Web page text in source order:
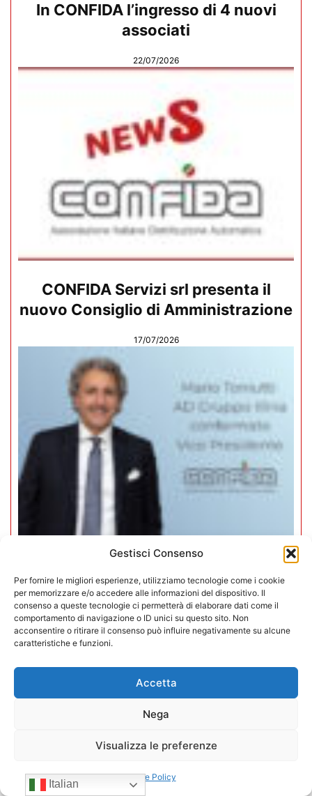
Gestisci Consenso
Per fornire le migliori esperienze, utilizziamo tecnologie come i cookie
per memorizzare e/o accedere alle informazioni del dispositivo. Il
consenso a queste tecnologie ci permetterà di elaborare dati come il
comportamento di navigazione o ID unici su questo sito. Non
acconsentire o ritirare il consenso può influire negativamente su alcune
caratteristiche e funzioni.
Accetta
Nega
Visualizza le preferenze
Cookie Policy
In CONFIDA l’ingresso di 4 nuovi
associati
22/07/2026
CONFIDA Servizi srl presenta il
nuovo Consiglio di Amministrazione
17/07/2026
Presidente di CONFIDA per il
quadriennio 2026-2030
15/07/2026
Italian